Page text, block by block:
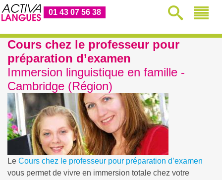
01 43 07 56 38
Cours chez le professeur pour
préparation d’examen
Immersion linguistique en famille -
Cambridge (Région)
Le Cours chez le professeur pour préparation d’examen
vous permet de vivre en immersion totale chez votre